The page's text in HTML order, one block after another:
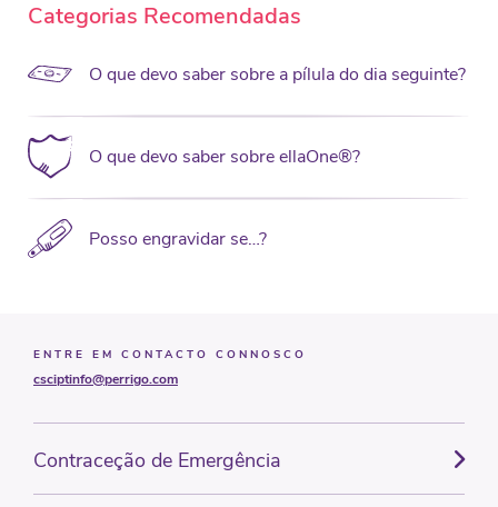
Categorias Recomendadas
O que devo saber sobre a pílula do dia seguinte?
O que devo saber sobre ellaOne®?
Posso engravidar se…?
ENTRE EM CONTACTO CONNOSCO
csciptinfo@perrigo.com
Contraceção de Emergência